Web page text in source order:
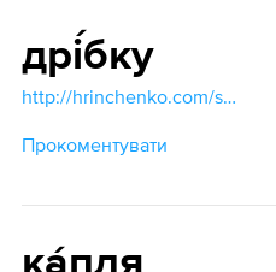
дрі́бку
http://hrinchenko.com/slovar/znachenie-slova/14040-dribka.html#show_point
Прокоментувати